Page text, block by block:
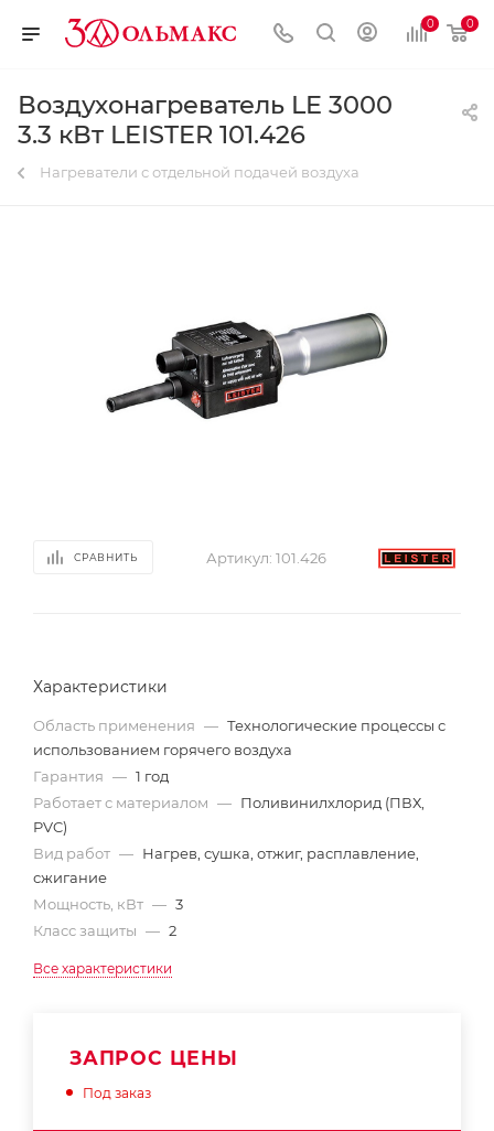
0 0
Воздухонагреватель LE 3000
3.3 кВт LEISTER 101.426
Нагреватели с отдельной подачей воздуха
СРАВНИТЬ Артикул: 101.426
Характеристики
Область применения — Технологические процессы с
использованием горячего воздуха
Гарантия — 1 год
Работает с материалом — Поливинилхлорид (ПВХ,
PVC)
Вид работ — Нагрев, сушка, отжиг, расплавление,
сжигание
Мощность, кВт — 3
Класс защиты — 2
Все характеристики
ЗАПРОС ЦЕНЫ
Под заказ